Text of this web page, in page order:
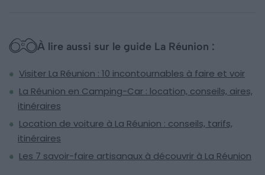
À lire aussi sur le guide La Réunion :
Visiter La Réunion : 10 incontournables à faire et voir
La Réunion en Camping-Car : location, conseils, aires,
itinéraires
Location de voiture à La Réunion : conseils, tarifs,
itinéraires
Les 7 savoir-faire artisanaux à découvrir à La Réunion